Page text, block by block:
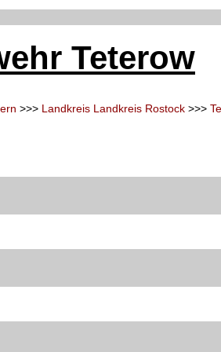
Teterow
>>> Landkreis Landkreis Rostock >>>